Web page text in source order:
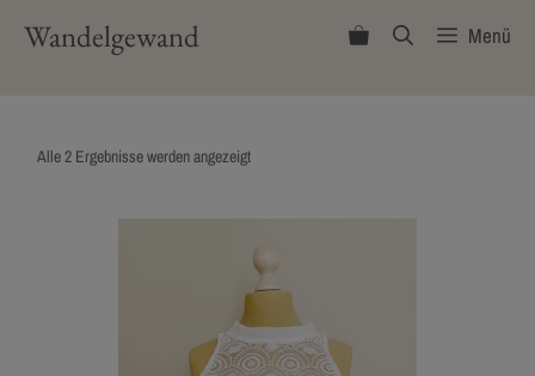
InhaltWandelgewand Menü
Alle 2 Ergebnisse werden angezeigtNach